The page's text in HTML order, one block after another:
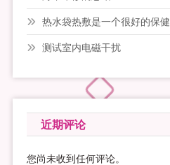
热水袋热敷是一个很好的保健
测试室内电磁干扰
近期评论
您尚未收到任何评论。